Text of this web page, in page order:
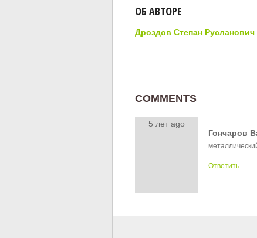
ОБ АВТОРЕ
Дроздов Степан Русланович
COMMENTS
5 лет ago
Гончаров
Ответить